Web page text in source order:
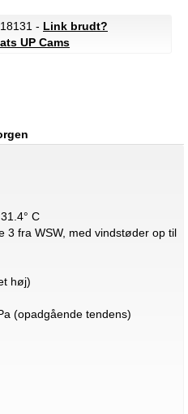
18131 - Link brudt?
UP Cams
C
3 fra WSW, med vindstøder op til
høj)
(opadgående tendens)